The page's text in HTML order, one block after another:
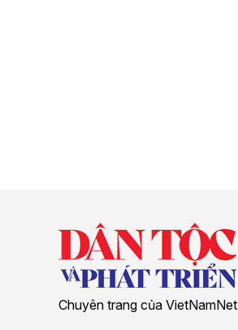
Chuyên trang của VietNamNet